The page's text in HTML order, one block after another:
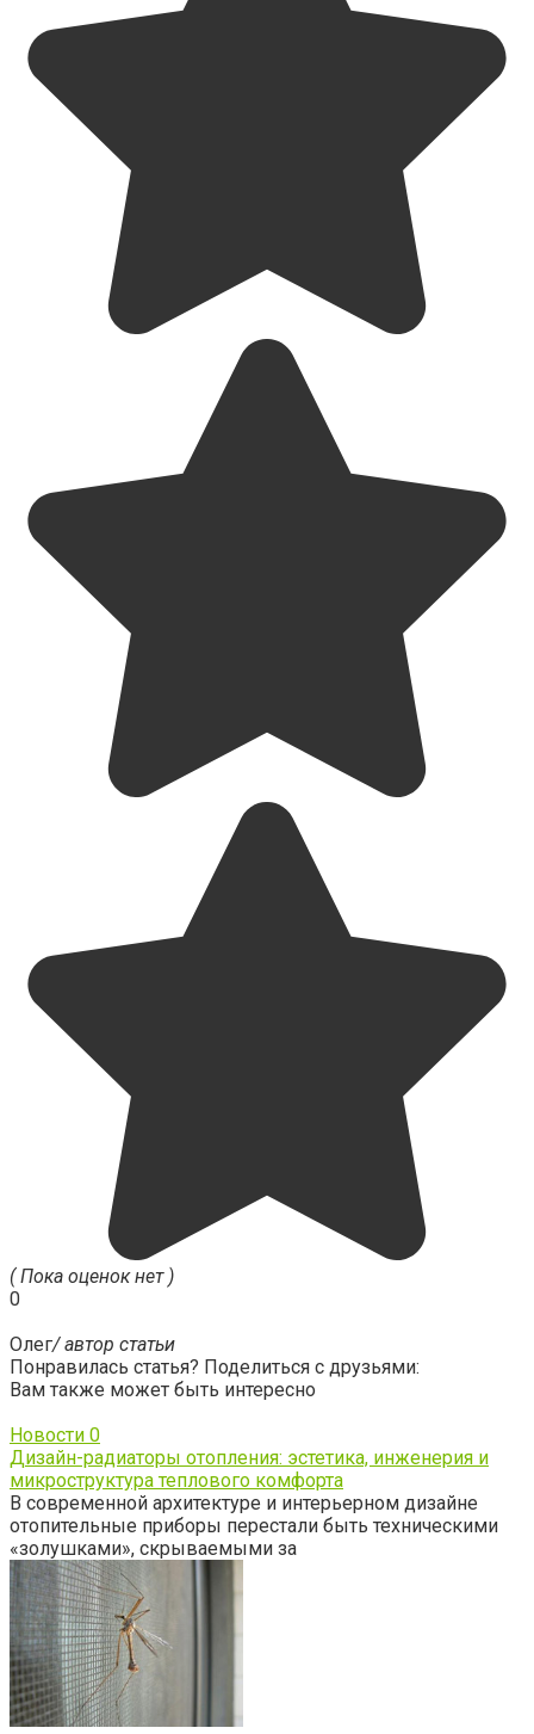
( Пока оценок нет )
0
Олег/ автор статьи
Понравилась статья? Поделиться с друзьями:
Вам также может быть интересно
Новости 0
Дизайн-радиаторы отопления: эстетика, инженерия и
микроструктура теплового комфорта
В современной архитектуре и интерьерном дизайне
отопительные приборы перестали быть техническими
«золушками», скрываемыми за